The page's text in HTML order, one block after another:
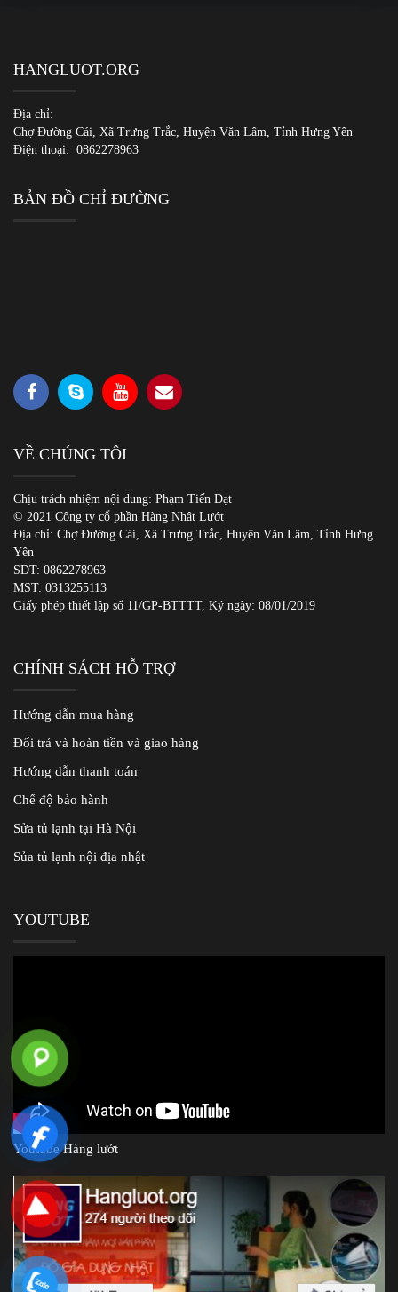
HANGLUOT.ORG
Địa chỉ:
Chợ Đường Cái, Xã Trưng Trắc, Huyện Văn Lâm, Tỉnh Hưng Yên
Điện thoại: 0862278963
BẢN ĐỒ CHỈ ĐƯỜNG
VỀ CHÚNG TÔI
Chịu trách nhiệm nội dung: Phạm Tiến Đạt
© 2021 Công ty cổ phần Hàng Nhật Lướt
Địa chỉ: Chợ Đường Cái, Xã Trưng Trắc, Huyện Văn Lâm, Tỉnh Hưng
Yên
SDT: 0862278963
MST: 0313255113
Giấy phép thiết lập số 11/GP-BTTTT, Ký ngày: 08/01/2019
CHÍNH SÁCH HỖ TRỢ
Hướng dẫn mua hàng
Đổi trả và hoàn tiền và giao hàng
Hướng dẫn thanh toán
Chế độ bảo hành
Sửa tủ lạnh tại Hà Nội
Sủa tủ lạnh nội địa nhật
YOUTUBE
Youtube Hàng lướt